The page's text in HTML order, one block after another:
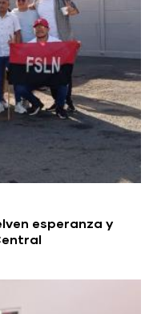
esperanza y